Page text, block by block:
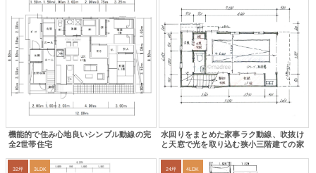
機能的で住み心地良いシンプル動線の完
全2世帯住宅
水回りをまとめた家事ラク動線、吹抜け
と天窓で光を取り込む狭小三階建ての家
32坪 3LDK 24坪 4LDK